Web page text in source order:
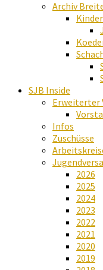
Archiv
SJB Inside
Erweiterter
Infos
Zuschüsse
2026
2025
2024
2023
2022
2021
2020
2019